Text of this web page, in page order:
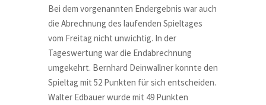
Bei dem vorgenannten Endergebnis war auch
die Abrechnung des laufenden Spieltages
vom Freitag nicht unwichtig. In der
Tageswertung war die Endabrechnung
umgekehrt. Bernhard Deinwallner konnte den
Spieltag mit 52 Punkten für sich entscheiden.
Walter Edbauer wurde mit 49 Punkten